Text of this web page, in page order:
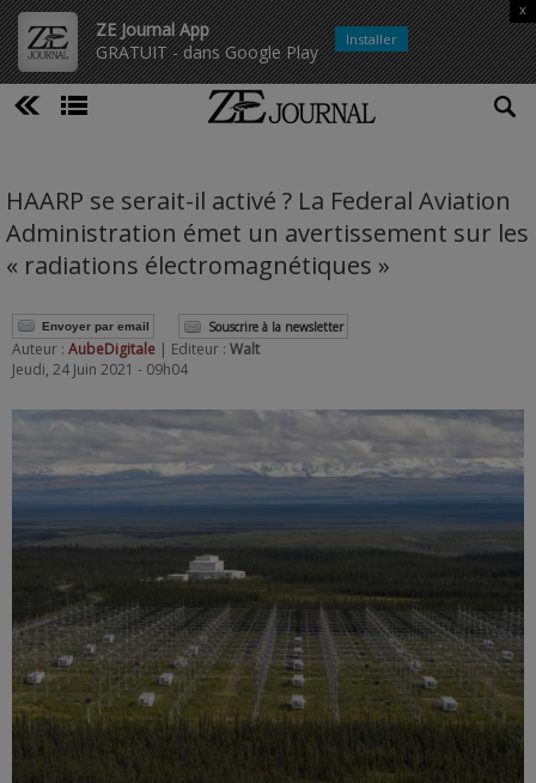
ZE Journal App
GRATUIT - dans Google Play
x
Installer
HAARP se serait-il activé ? La Federal Aviation
Administration émet un avertissement sur les
« radiations électromagnétiques »
Envoyer par email Souscrire à la newsletter
Auteur : AubeDigitale | Editeur : Walt
Jeudi, 24 Juin 2021 - 09h04